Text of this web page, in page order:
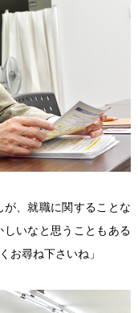
が、就職に関することな
いなと思うこともある
お尋ね下さいね」